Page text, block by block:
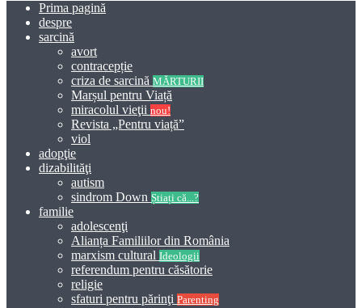
Prima pagină
despre
sarcină
avort
contracepție
criza de sarcină MĂRTURII
Marșul pentru Viață
miracolul vieţii nou!
Revista „Pentru viață”
viol
adopţie
dizabilităţi
autism
sindrom Down Știați că...?
familie
adolescenţi
Alianța Familiilor din România
marxism cultural Ideologii
referendum pentru căsătorie
religie
sfaturi pentru părinţi Parenting